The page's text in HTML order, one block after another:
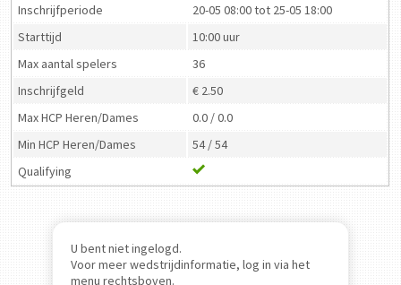
Inschrijfperiode
20-05 08:00 tot 25-05 18:00
Starttijd
10:00 uur
Max aantal spelers
36
Inschrijfgeld
€ 2.50
Max HCP Heren/Dames
0.0 / 0.0
Min HCP Heren/Dames
54 / 54
Qualifying
U bent niet ingelogd.
Voor meer wedstrijdinformatie, log in via het
menu rechtsboven.